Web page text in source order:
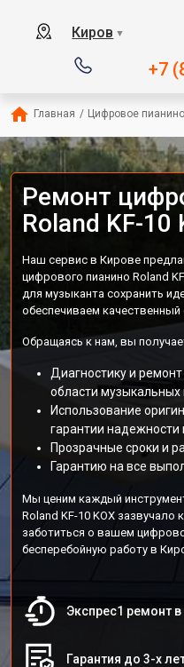
Киров ▼
+7
Главная / Цифровое пианино
Ремонт
Roland KF-10
Наш сервис в Кирове
цифрового пианино Roland
для музыканта сохранить
обеспечиваем качественный
Обращаясь к нам, вы
Диагностику и
области музыкальных
Использование
гарантии надежности
Прозрачные сроки и
Гарантию на все
Мы ценим каждый
Roland KF-10 KOX
заботиться о вашем
бесперебойную работу в
Экспрес1 ремонт
Гарантия до 3-х